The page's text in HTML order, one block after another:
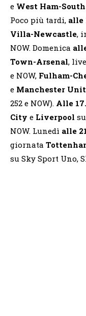
e West Ham-
Poco più tardi, alle
Villa-Newcastle,
NOW. Domenica
Town-Arsenal,
e NOW, Fulham-
e Manchester
252 e NOW). Alle
City e Liverpool
NOW. Lunedì alle
giornata
su Sky Sport Uno,